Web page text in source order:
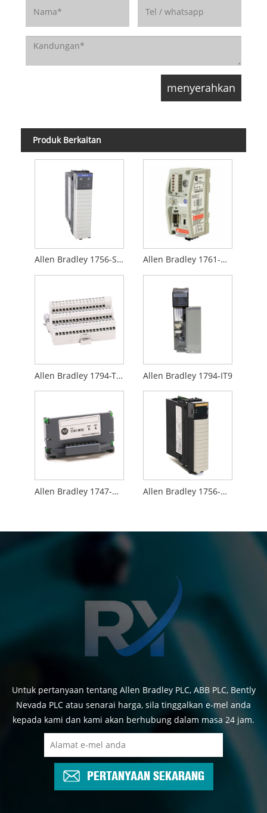
Produk Berkaitan
Allen Bradley 1756-SYNCH Allen Bradley 1761-NET-AIC
Allen Bradley 1794-TB3 Allen Bradley 1794-IT9
Allen Bradley 1747-M13 Allen Bradley 1756-M02AE
Untuk pertanyaan tentang Allen Bradley PLC, ABB PLC, Bently
Nevada PLC atau senarai harga, sila tinggalkan e-mel anda
kepada kami dan kami akan berhubung dalam masa 24 jam.
PERTANYAAN SEKARANG